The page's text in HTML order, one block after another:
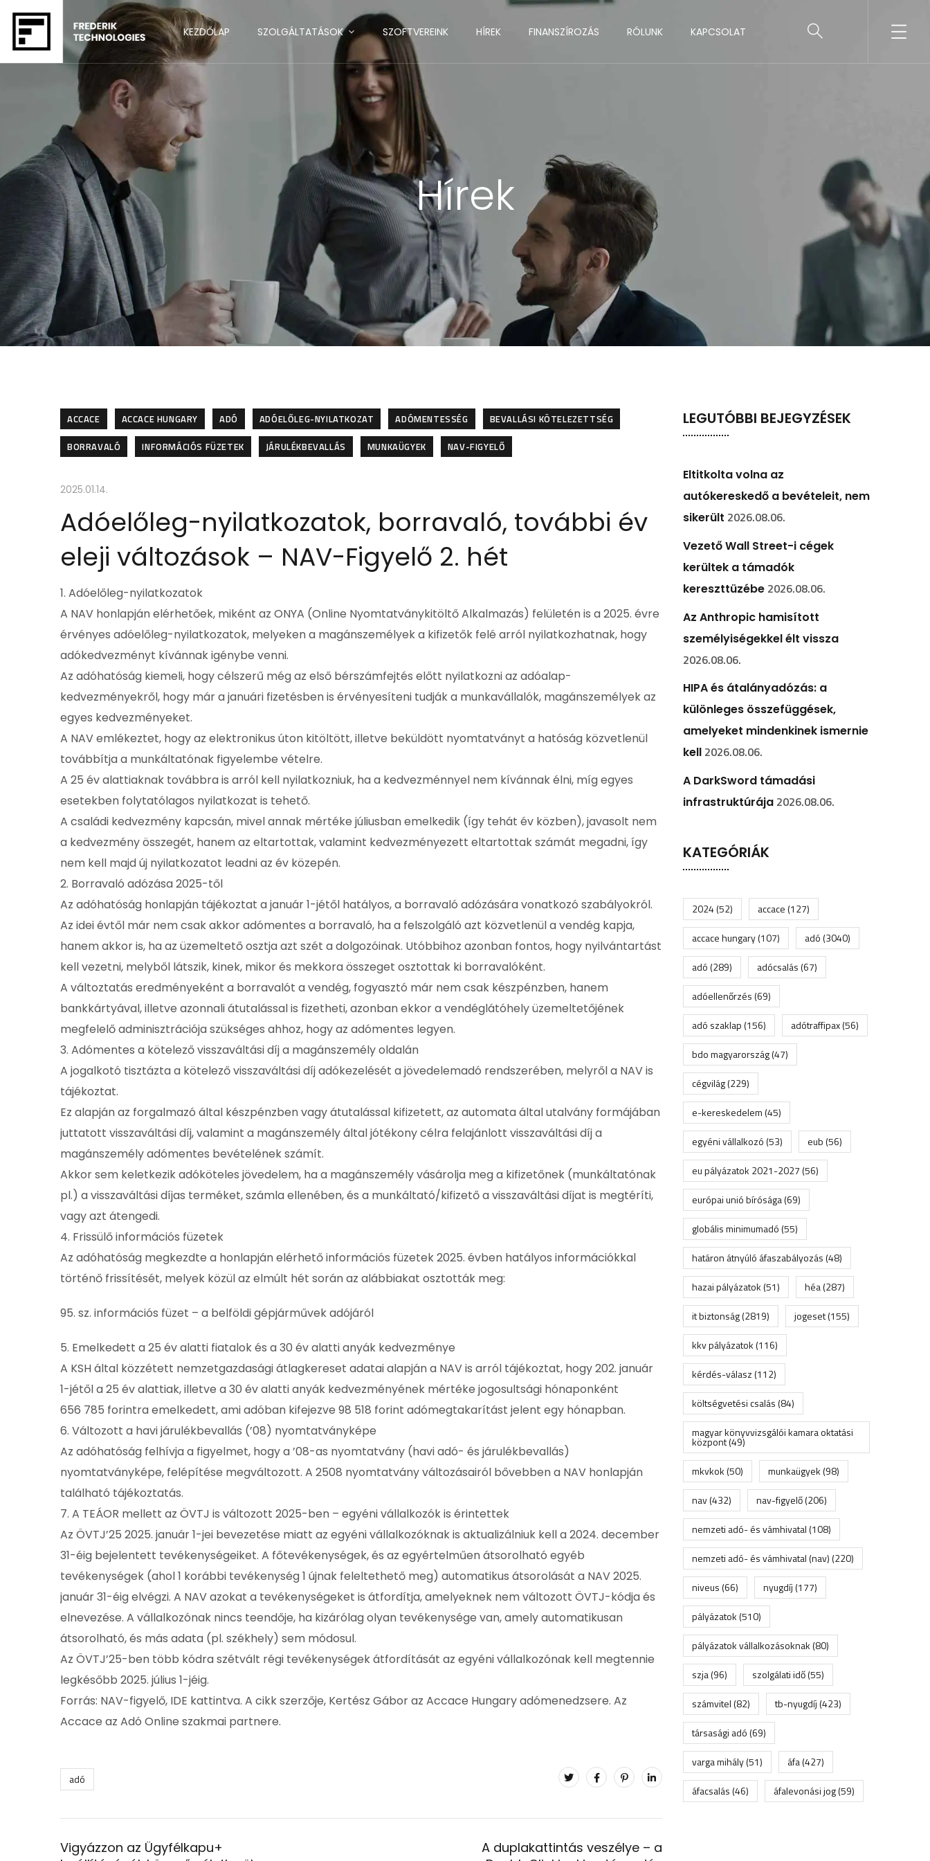
KEZDŐLAP SZOLGÁLTATÁSOK SZOFTVEREINK HÍREK FINANSZÍROZÁS RÓLUNK KAPCSOLAT
Hírek
ACCACE ACCACE HUNGARY ADÓ ADÓELŐLEG-NYILATKOZAT ADÓMENTESSÉG
BEVALLÁSI KÖTELEZETTSÉG
BORRAVALÓ
INFORMÁCIÓS FÜZETEK JÁRULÉKBEVALLÁS MUNKAÜGYEK NAV-FIGYELŐ
2025.01.14.
Adóelőleg-nyilatkozatok, borravaló, további év
eleji változások – NAV-Figyelő 2. hét
1. Adóelőleg-nyilatkozatok
A NAV honlapján elérhetőek, miként az ONYA (Online Nyomtatványkitöltő Alkalmazás) felületén is a 2025. évre
érvényes adóelőleg-nyilatkozatok, melyeken a magánszemélyek a kifizetők felé arról nyilatkozhatnak, hogy
adókedvezményt kívánnak igénybe venni.
Az adóhatóság kiemeli, hogy célszerű még az első bérszámfejtés előtt nyilatkozni az adóalap-
kedvezményekről, hogy már a januári fizetésben is érvényesíteni tudják a munkavállalók, magánszemélyek az
egyes kedvezményeket.
A NAV emlékeztet, hogy az elektronikus úton kitöltött, illetve beküldött nyomtatványt a hatóság közvetlenül
továbbítja a munkáltatónak figyelembe vételre.
A 25 év alattiaknak továbbra is arról kell nyilatkozniuk, ha a kedvezménnyel nem kívánnak élni, míg egyes
esetekben folytatólagos nyilatkozat is tehető.
A családi kedvezmény kapcsán, mivel annak mértéke júliusban emelkedik (így tehát év közben), javasolt nem
a kedvezmény összegét, hanem az eltartottak, valamint kedvezményezett eltartottak számát megadni, így
nem kell majd új nyilatkozatot leadni az év közepén.
2. Borravaló adózása 2025-től
Az adóhatóság honlapján tájékoztat a január 1-jétől hatályos, a borravaló adózására vonatkozó szabályokról.
Az idei évtől már nem csak akkor adómentes a borravaló, ha a felszolgáló azt közvetlenül a vendég kapja,
hanem akkor is, ha az üzemeltető osztja azt szét a dolgozóinak. Utóbbihoz azonban fontos, hogy nyilvántartást
kell vezetni, melyből látszik, kinek, mikor és mekkora összeget osztottak ki borravalóként.
A változtatás eredményeként a borravalót a vendég, fogyasztó már nem csak készpénzben, hanem
bankkártyával, illetve azonnali átutalással is fizetheti, azonban ekkor a vendéglátóhely üzemeltetőjének
megfelelő adminisztrációja szükséges ahhoz, hogy az adómentes legyen.
3. Adómentes a kötelező visszaváltási díj a magánszemély oldalán
A jogalkotó tisztázta a kötelező visszaváltási díj adókezelését a jövedelemadó rendszerében, melyről a NAV is
tájékoztat.
Ez alapján az forgalmazó által készpénzben vagy átutalással kifizetett, az automata által utalvány formájában
juttatott visszaváltási díj, valamint a magánszemély által jótékony célra felajánlott visszaváltási díj a
magánszemély adómentes bevételének számít.
Akkor sem keletkezik adóköteles jövedelem, ha a magánszemély vásárolja meg a kifizetőnek (munkáltatónak
pl.) a visszaváltási díjas terméket, számla ellenében, és a munkáltató/kifizető a visszaváltási díjat is megtéríti,
vagy azt átengedi.
4. Frissülő információs füzetek
Az adóhatóság megkezdte a honlapján elérhető információs füzetek 2025. évben hatályos információkkal
történő frissítését, melyek közül az elmúlt hét során az alábbiakat osztották meg:
95. sz. információs füzet – a belföldi gépjárművek adójáról
5. Emelkedett a 25 év alatti fiatalok és a 30 év alatti anyák kedvezménye
A KSH által közzétett nemzetgazdasági átlagkereset adatai alapján a NAV is arról tájékoztat, hogy 202. január
1-jétől a 25 év alattiak, illetve a 30 év alatti anyák kedvezményének mértéke jogosultsági hónaponként
656 785 forintra emelkedett, ami adóban kifejezve 98 518 forint adómegtakarítást jelent egy hónapban.
6. Változott a havi járulékbevallás (’08) nyomtatványképe
Az adóhatóság felhívja a figyelmet, hogy a ’08-as nyomtatvány (havi adó- és járulékbevallás)
nyomtatványképe, felépítése megváltozott. A 2508 nyomtatvány változásairól bővebben a NAV honlapján
található tájékoztatás.
7. A TEÁOR mellett az ÖVTJ is változott 2025-ben – egyéni vállalkozók is érintettek
Az ÖVTJ’25 2025. január 1-jei bevezetése miatt az egyéni vállalkozóknak is aktualizálniuk kell a 2024. december
31-éig bejelentett tevékenységeiket. A főtevékenységek, és az egyértelműen átsorolható egyéb
tevékenységek (ahol 1 korábbi tevékenység 1 újnak feleltethető meg) automatikus átsorolását a NAV 2025.
január 31-éig elvégzi. A NAV azokat a tevékenységeket is átfordítja, amelyeknek nem változott ÖVTJ-kódja és
elnevezése. A vállalkozónak nincs teendője, ha kizárólag olyan tevékenysége van, amely automatikusan
átsorolható, és más adata (pl. székhely) sem módosul.
Az ÖVTJ’25-ben több kódra szétvált régi tevékenységek átfordítását az egyéni vállalkozónak kell megtennie
legkésőbb 2025. július 1-jéig.
Forrás: NAV-figyelő, IDE kattintva. A cikk szerzője, Kertész Gábor az Accace Hungary adómenedzsere. Az
Accace az Adó Online szakmai partnere.
adó
Vigyázzon az Ügyfélkapu+
A duplakattintás veszélye – a
LEGUTÓBBI BEJEGYZÉSEK
Eltitkolta volna az
autókereskedő a bevételeit, nem
sikerült 2026.08.06.
Vezető Wall Street-i cégek
kerültek a támadók
kereszttüzébe 2026.08.06.
Az Anthropic hamisított
személyiségekkel élt vissza
2026.08.06.
HIPA és átalányadózás: a
különleges összefüggések,
amelyeket mindenkinek ismernie
kell 2026.08.06.
A DarkSword támadási
infrastruktúrája 2026.08.06.
KATEGÓRIÁK
2024(52) accace(127)
accace hungary(107) adó(3040)
adó(289) adócsalás(67)
adóellenőrzés(69)
adó szaklap(156) adótraffipax(56)
bdo magyarország(47)
cégvilág(229)
e-kereskedelem(45)
egyéni vállalkozó(53) eub(56)
eu pályázatok 2021-2027(56)
európai unió bírósága(69)
globális minimumadó(55)
határon átnyúló áfaszabályozás(48)
hazai pályázatok(51) héa(287)
it biztonság(2819) jogeset(155)
kkv pályázatok(116)
kérdés-válasz(112)
költségvetési csalás(84)
magyar könyvvizsgálói kamara oktatási
központ(49)
mkvkok(50) munkaügyek(98)
nav(432) nav-figyelő(206)
nemzeti adó- és vámhivatal(108)
nemzeti adó- és vámhivatal (nav)(220)
niveus(66) nyugdíj(177)
pályázatok(510)
pályázatok vállalkozásoknak(80)
szja(96) szolgálati idő(55)
számvitel(82) tb-nyugdíj(423)
társasági adó(69)
varga mihály(51) áfa(427)
áfacsalás(46) áfalevonási jog(59)